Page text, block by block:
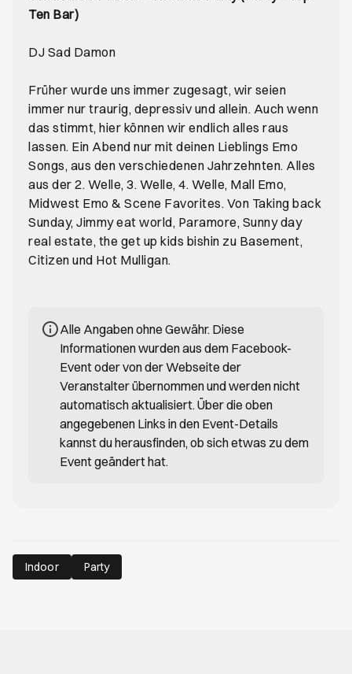
Ten Bar)
DJ Sad Damon
Früher wurde uns immer zugesagt, wir seien
immer nur traurig, depressiv und allein. Auch wenn
das stimmt, hier können wir endlich alles raus
lassen. Ein Abend nur mit deinen Lieblings Emo
Songs, aus den verschiedenen Jahrzehnten. Alles
aus der 2. Welle, 3. Welle, 4. Welle, Mall Emo,
Midwest Emo & Scene Favorites. Von Taking back
Sunday, Jimmy eat world, Paramore, Sunny day
real estate, the get up kids bishin zu Basement,
Citizen und Hot Mulligan.
Alle Angaben ohne Gewähr. Diese
Informationen wurden aus dem Facebook-
Event oder von der Webseite der
Veranstalter übernommen und werden nicht
automatisch aktualisiert. Über die oben
angegebenen Links in den Event-Details
kannst du herausfinden, ob sich etwas zu dem
Event geändert hat.
Indoor Party